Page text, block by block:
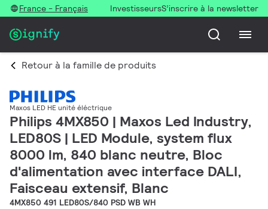
France - Français InvestisseursS’inscrire à la newsletter
Retour à la famille de produits
Maxos LED HE unité éléctrique
Philips 4MX850 | Maxos Led Industry,
LED80S | LED Module, system flux
8000 lm, 840 blanc neutre, Bloc
d'alimentation avec interface DALI,
Faisceau extensif, Blanc
4MX850 491 LED80S/840 PSD WB WH